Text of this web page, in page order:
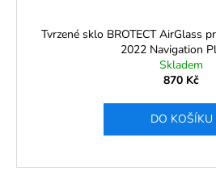
Tvrzené sklo BROTECT AirGlass
2022 Navigation
Skladem
870 Kč
DO KOŠÍKU